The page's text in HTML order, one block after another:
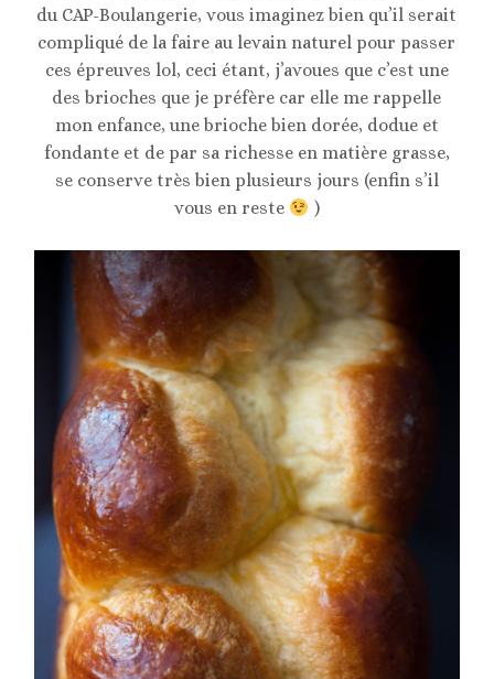
du CAP-Boulangerie, vous imaginez bien qu’il serait
compliqué de la faire au levain naturel pour passer
ces épreuves lol, ceci étant, j’avoues que c’est une
des brioches que je préfère car elle me rappelle
mon enfance, une brioche bien dorée, dodue et
fondante et de par sa richesse en matière grasse,
se conserve très bien plusieurs jours (enfin s’il
vous en reste
)